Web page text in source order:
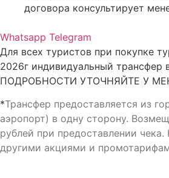
договора консультирует
Whatsapp Telegram
Для всех туристов при покупке
2026г индивидуальный трансфер
ПОДРОБНОСТИ УТОЧНЯЙТЕ У
*Трансфер предоставляется из
аэропорт) в одну сторону.
рублей при предоставлении чека.
другими акциями и